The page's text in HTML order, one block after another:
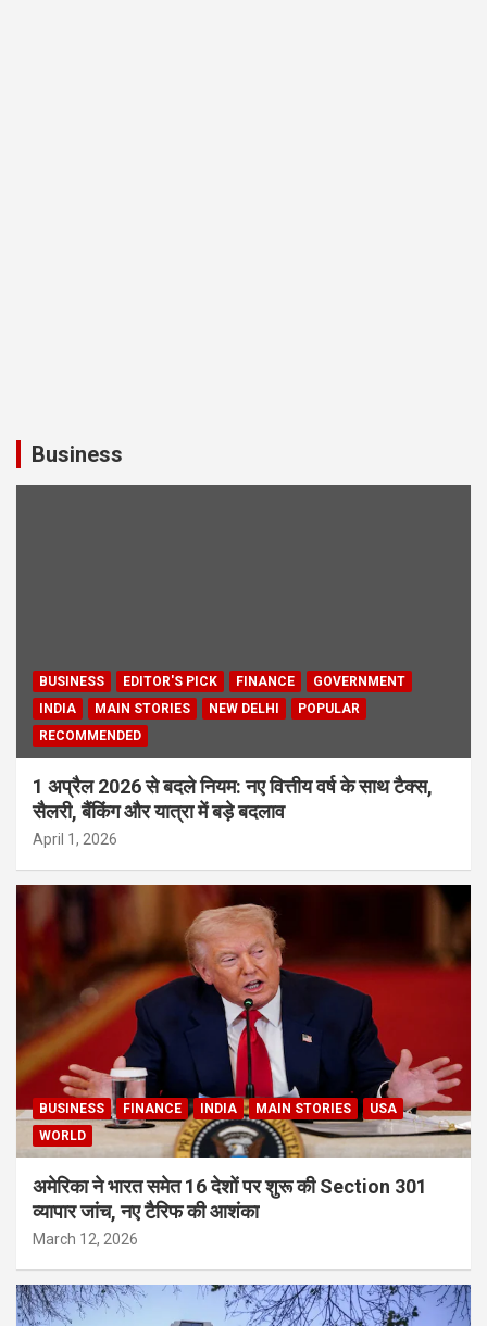
Business
BUSINESS EDITOR'S PICK FINANCE
GOVERNMENT
INDIA
MAIN STORIES NEW DELHI
POPULAR
RECOMMENDED
1 अप्रैल 2026 से बदले नियम: नए वित्तीय वर्ष के साथ टैक्स,
सैलरी, बैंकिंग और यात्रा में बड़े बदलाव
April 1, 2026
BUSINESS FINANCE INDIA MAIN STORIES
USA
WORLD
अमेरिका ने भारत समेत 16 देशों पर शुरू की Section 301
व्यापार जांच, नए टैरिफ की आशंका
March 12, 2026